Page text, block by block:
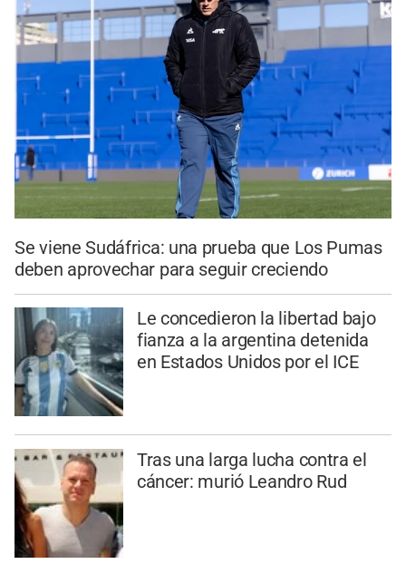
Se viene Sudáfrica: una prueba que Los Pumas
deben aprovechar para seguir creciendo
Le concedieron la libertad bajo
fianza a la argentina detenida
en Estados Unidos por el ICE
Tras una larga lucha contra el
cáncer: murió Leandro Rud